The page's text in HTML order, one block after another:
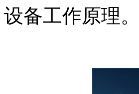
设备工作原理。